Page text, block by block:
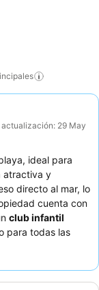
actualización: 29 May
ideal para
atractiva y
directo al mar, lo
cuenta con
club infantil
para todas las